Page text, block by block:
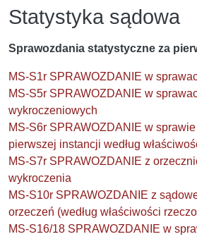
Statystyka sądowa
Sprawozdania statystyczne za
MS-S1r SPRAWOZDANIE w
MS-S5r SPRAWOZDANIE w
wykroczeniowych
MS-S6r SPRAWOZDANIE w
pierwszej instancji według
MS-S7r SPRAWOZDANIE z
wykroczenia
MS-S10r SPRAWOZDANIE z
orzeczeń (według właściwości
MS-S16/18 SPRAWOZDANIE w